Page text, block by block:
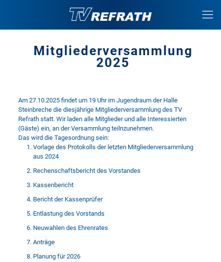
Mitgliederversammlung
2025
Am 27.10.2025 findet um 19 Uhr im Jugendraum der Halle
Steinbreche die diesjährige Mitgliederversammlung des TV
Refrath statt. Wir laden alle Mitglieder und alle Interessierten
(Gäste) ein, an der Versammlung teilnzunehmen.
Das wird die Tagesordnung sein:
Vorlage des Protokolls der letzten Mitgliederversammlung
aus 2024
Rechenschaftsbericht des Vorstandes
Kassenbericht
Bericht der Kassenprüfer
Entlastung des Vorstands
Neuwahlen des Ehrenrates
Anträge
Planung für 2026